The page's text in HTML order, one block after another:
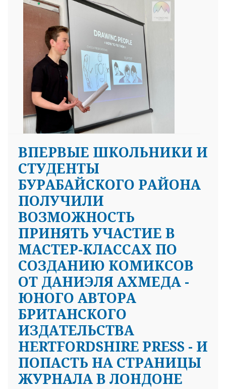
ВПЕРВЫЕ ШКОЛЬНИКИ И
СТУДЕНТЫ
БУРАБАЙСКОГО РАЙОНА
ПОЛУЧИЛИ
ВОЗМОЖНОСТЬ
ПРИНЯТЬ УЧАСТИЕ В
МАСТЕР-КЛАССАХ ПО
СОЗДАНИЮ КОМИКСОВ
ОТ ДАНИЭЛЯ АХМЕДА -
ЮНОГО АВТОРА
БРИТАНСКОГО
ИЗДАТЕЛЬСТВА
HERTFORDSHIRE PRESS - И
ПОПАСТЬ НА СТРАНИЦЫ
ЖУРНАЛА В ЛОНДОНЕ